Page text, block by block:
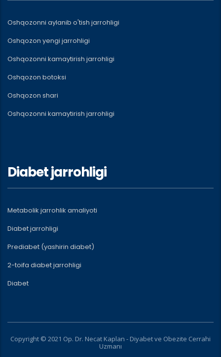
Oshqozonni aylanib o'tish jarrohligi
Oshqozon yengi jarrohligi
Oshqozonni kamaytirish jarrohligi
Oshqozon botoksi
Oshqozon shari
Oshqozonni kamaytirish jarrohligi
Diabet jarrohligi
Metabolik jarrohlik amaliyoti
Diabet jarrohligi
Prediabet (yashirin diabet)
2-toifa diabet jarrohligi
Diabet
Copyright © 2021 Op. Dr. Necat Kaplan - Diyabet ve Obezite Cerrahi
Uzmanı